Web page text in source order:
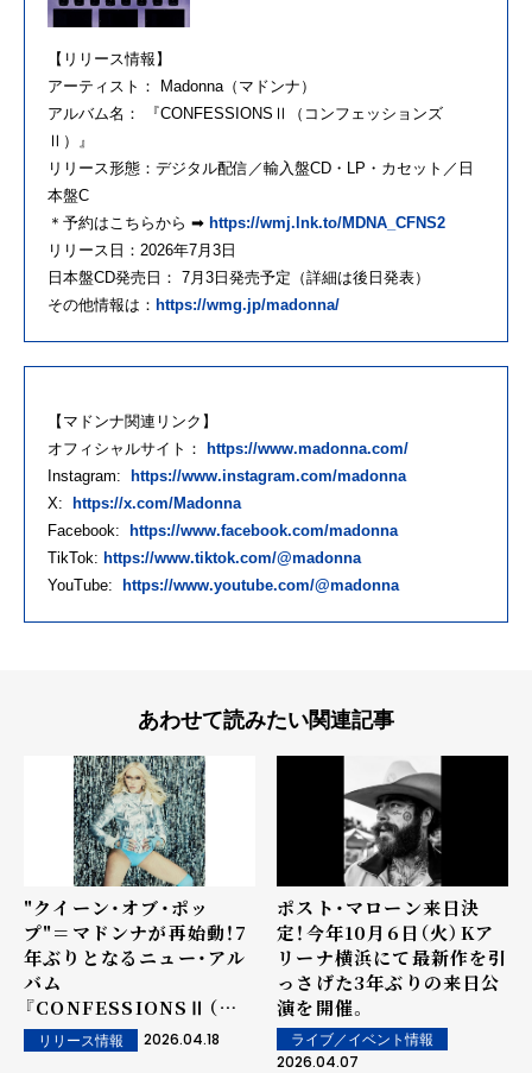
【リリース情報】
アーティスト： Madonna（マドンナ）
アルバム名： 『CONFESSIONSⅡ（コンフェッションズ
Ⅱ）』
リリース形態：デジタル配信／輸入盤CD・LP・カセット／日
本盤C
＊予約はこちらから ➡ https://wmj.lnk.to/MDNA_CFNS2
リリース日：2026年7月3日
日本盤CD発売日： 7月3日発売予定（詳細は後日発表）
その他情報は： https://wmg.jp/madonna/
【マドンナ関連リンク】
オフィシャルサイト： https://www.madonna.com/
Instagram: https://www.instagram.com/madonna
X: https://x.com/Madonna
Facebook: https://www.facebook.com/madonna
TikTok: https://www.tiktok.com/@madonna
YouTube: https://www.youtube.com/@madonna
あわせて読みたい関連記事
"クイーン・オブ・ポッ
プ"＝マドンナが再始動！7
年ぶりとなるニュー・アル
バム
『CONFESSIONSⅡ（コ
ンフェッションズⅡ）』の
リリースを発表！
リリース情報 2026.04.18
ポスト・マローン来日決
定！今年10月6日（火）Kア
リーナ横浜にて最新作を引
っさげた3年ぶりの来日公
演を開催。
ライブ／イベント情報
2026.04.07